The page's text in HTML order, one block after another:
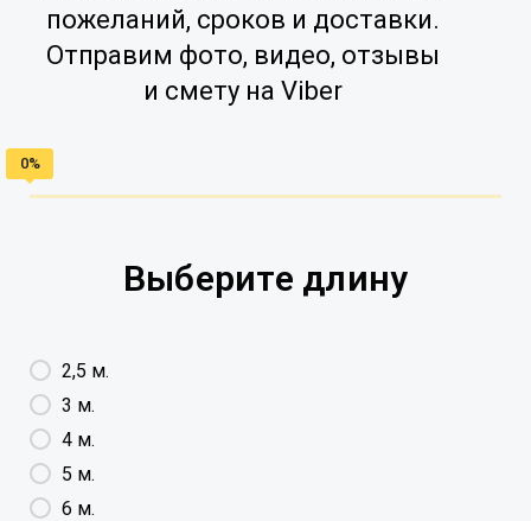
пожеланий, сроков и доставки.
Отправим фото, видео, отзывы
и смету на Viber
Выберите длину
2,5 м.
3 м.
4 м.
5 м.
6 м.